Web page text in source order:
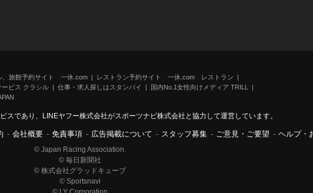
、旅館予約サイト 一休.com
レストラン予約サイト 一休.com レストラン
ビス クラシル 仕事・求人探しはスタンバイ
国内No.1女性向けメディア TRILL
スであり、LINEヤフー株式会社がスポーツナビ株式会社と協力して運営しています。
- 会社概要 - 免責事項 - 広告掲載について - スタッフ募集 - ご意見・ご要望 - ヘルプ・
© Japan Racing Association.
© 毎日新聞社
© 株式会社グラッドキューブ
© Sportsnavi